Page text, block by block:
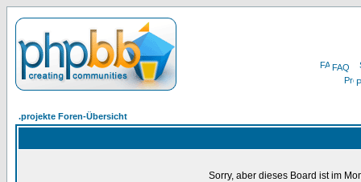
FAQ
.projekte Foren-Übersicht
Sorry, aber dieses Board ist im